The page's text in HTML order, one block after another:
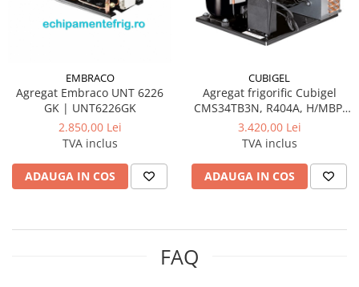
EMBRACO
Agregat Embraco UNT 6226
GK | UNT6226GK
2.850,00 Lei
TVA inclus
ADAUGA IN COS
CUBIGEL
Agregat frigorific Cubigel
CMS34TB3N, R404A, H/MBP,
220–240 V
3.420,00 Lei
TVA inclus
ADAUGA IN COS
FAQ